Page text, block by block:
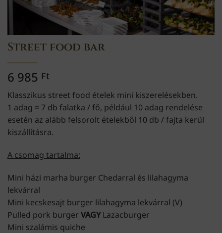
Street food bar
6 985 Ft
Klasszikus street food ételek mini kiszerelésekben.
1 adag = 7 db falatka / fő, például 10 adag rendelése
esetén az alább felsorolt ételekből 10 db / fajta kerül
kiszállításra.
A csomag tartalma:
Mini házi marha burger Chedarral és lilahagyma
lekvárral
Mini kecskesajt burger lilahagyma lekvárral (V)
Pulled pork burger VAGYLazacburger
Mini szalámis quiche